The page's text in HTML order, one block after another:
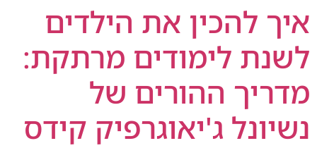
איך להכין את הילדים
לשנת לימודים מרתקת:
מדריך ההורים של
נשיונל ג'יאוגרפיק קידס